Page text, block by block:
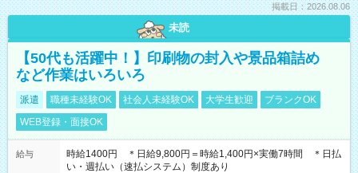
掲載日：2026.08.06
未読
【50代も活躍中！】印刷物の封入や景品箱詰め
など作業はいろいろ
派遣 職種未経験OK 社会人未経験OK 大学生歓迎
ブランクOK
WEB登録・面接OK
給与
時給1400円 ＊日給9,800円＝時給1,400円×実働7時間 ＊日払
い・週払い（速払システム）制度あり